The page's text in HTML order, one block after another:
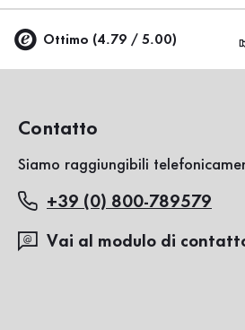
Ottimo (4.79 / 5.00)
Contatto
Siamo raggiungibili
+39 (0) 800-789579
Vai al modulo di